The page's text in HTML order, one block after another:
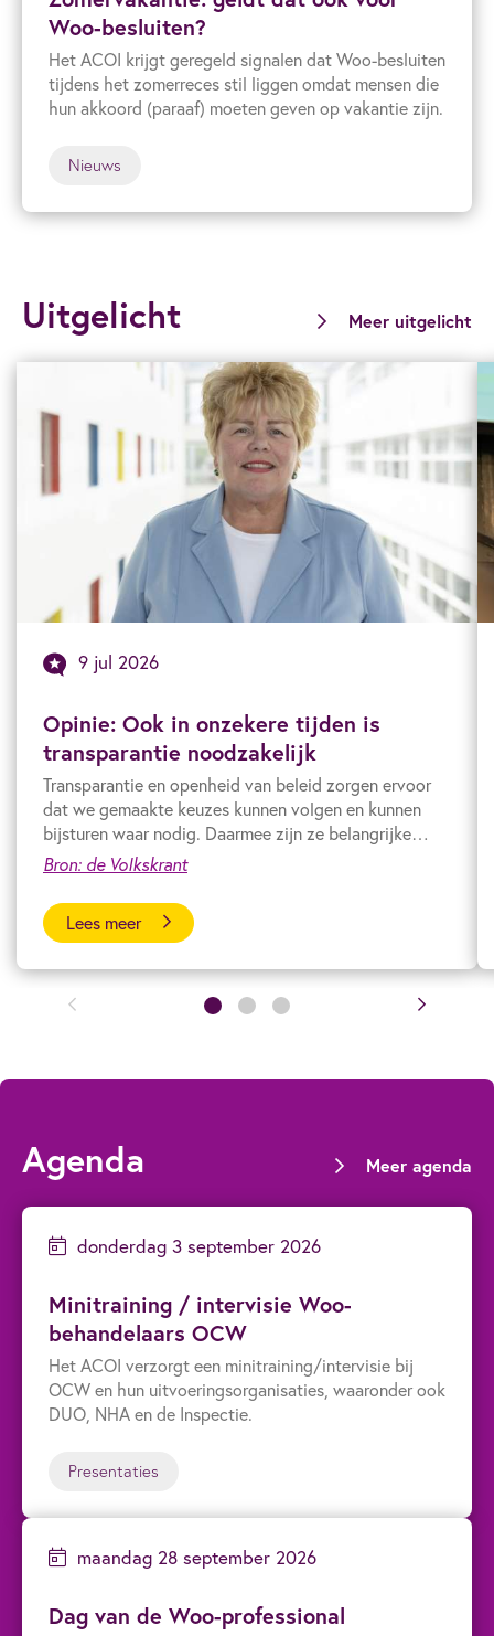
Woo-besluiten?
Het ACOI krijgt geregeld signalen dat Woo-besluiten
tijdens het zomerreces stil liggen omdat mensen die
hun akkoord (paraaf) moeten geven op vakantie zijn.
Nieuws
Uitgelicht Meer uitgelicht
Opinie: Ook in onzekere tijden is
transparantie noodzakelijk
9 jul 2026
Transparantie en openheid van beleid zorgen ervoor
dat we gemaakte keuzes kunnen volgen en kunnen
bijsturen waar nodig. Daarmee zijn ze belangrijke
pijlers onder een weerbare democratie.
Bron: de Volkskrant
Lees meer
Agenda Meer agenda
Minitraining / intervisie Woo-
behandelaars OCW
donderdag 3 september 2026
Het ACOI verzorgt een minitraining/intervisie bij
OCW en hun uitvoeringsorganisaties, waaronder ook
DUO, NHA en de Inspectie.
Presentaties
Dag van de Woo-professional
maandag 28 september 2026